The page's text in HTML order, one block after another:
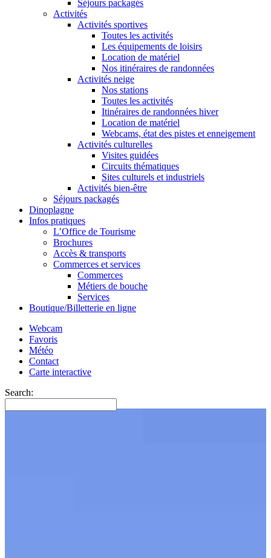
Séjours packagés
Activités
Activités sportives
Toutes les activités
Les équipements de loisirs
Location de matériel
Nos itinéraires de randonnées
Activités neige
Nos stations
Toutes les activités
Itinéraires de randonnées hiver
Location de matériel
Webcams, état des pistes et enneigement
Activités culturelles
Visites guidées
Circuits thématiques
Sites culturels et industriels
Activités bien-être
Séjours packagés
Dinoplagne
Infos pratiques
L’Office de Tourisme
Brochures
Accès & transports
Commerces et services
Commerces
Métiers de bouche
Services
Boutique/Billetterie en ligne
Webcam
Favoris
Météo
Contact
Carte interactive
Search: